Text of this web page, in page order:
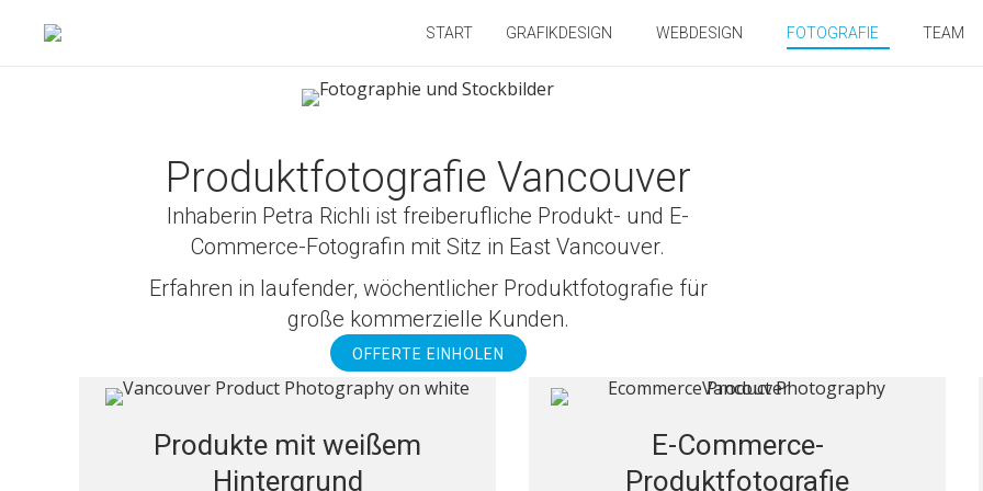
START GRAFIKDESIGN WEBDESIGN FOTOGRAFIE TEAM
Produktfotografie Vancouver
Inhaberin Petra Richli ist freiberufliche Produkt- und E-
Commerce-Fotografin mit Sitz in East Vancouver.
Erfahren in laufender, wöchentlicher Produktfotografie für
große kommerzielle Kunden.
OFFERTE EINHOLEN
Produkte mit weißem
Hintergrund
E-Commerce-
Produktfotografie